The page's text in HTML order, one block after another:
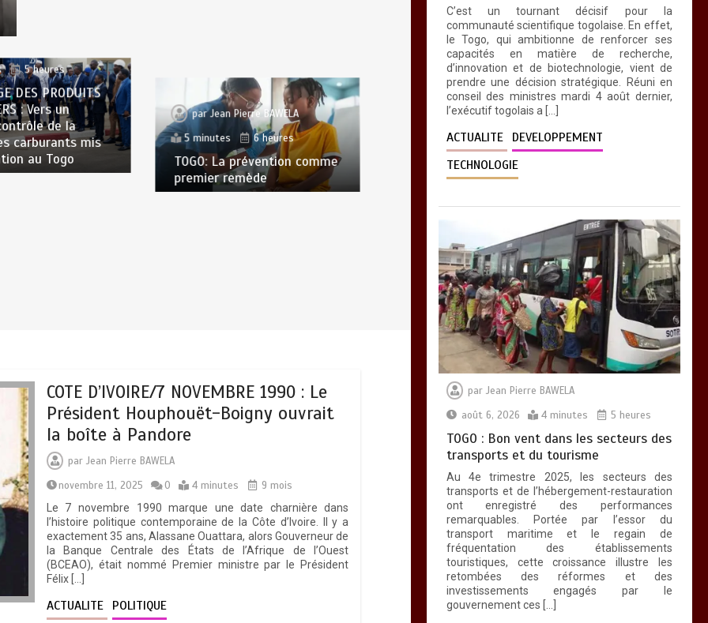
5 heures
DES PRODUITS
: Vers un
de la
carburants mis
au Togo
parJean Pierre BAWELA
5 minutes
6 heures
TOGO: La prévention comme
premier remède
COTE D’IVOIRE/7 NOVEMBRE 1990 : Le
Président Houphouët-Boigny ouvrait
la boîte à Pandore
par Jean Pierre BAWELA
novembre 11, 2025
0 4 minutes
9 mois
Le 7 novembre 1990 marque une date charnière dans
l’histoire politique contemporaine de la Côte d’Ivoire. Il y a
exactement 35 ans, Alassane Ouattara, alors Gouverneur de
la Banque Centrale des États de l’Afrique de l’Ouest
(BCEAO), était nommé Premier ministre par le Président
Félix […]
ACTUALITE POLITIQUE
citoyen
0 2 minutes
C’est un tournant décisif pour la
communauté scientifique togolaise. En effet,
le Togo, qui ambitionne de renforcer ses
capacités en matière de recherche,
d’innovation et de biotechnologie, vient de
prendre une décision stratégique. Réuni en
conseil des ministres mardi 4 août dernier,
l’exécutif togolais a […]
ACTUALITE DEVELOPPEMENT
TECHNOLOGIE
par Jean Pierre BAWELA
août 6, 2026
4 minutes 5 heures
TOGO : Bon vent dans les secteurs des
transports et du tourisme
Au 4e trimestre 2025, les secteurs des
transports et de l’hébergement-restauration
ont enregistré des performances
remarquables. Portée par l’essor du
transport maritime et le regain de
fréquentation des établissements
touristiques, cette croissance illustre les
retombées des réformes et des
investissements engagés par le
gouvernement ces […]